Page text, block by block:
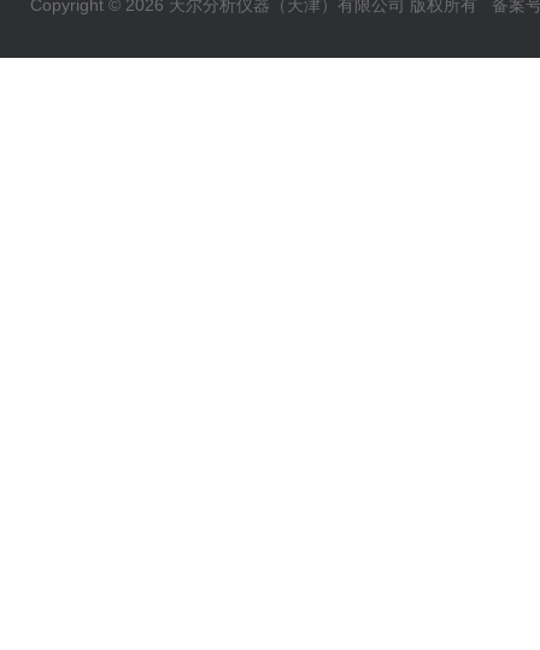
Copyright © 2026 天尔分析仪器（天津）有限公司 版权所有 备案